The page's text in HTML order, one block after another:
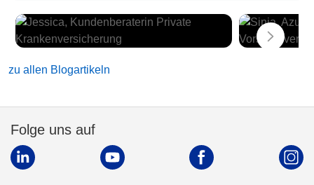
zu allen Blogartikeln
Folge uns auf